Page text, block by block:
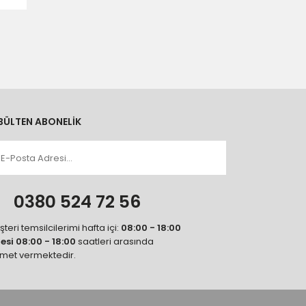
ABONELİK
0380 524 72 56
temsilcilerimi hafta içi: 08:00 - 18:00
08:00 - 18:00 saatleri arasında
vermektedir.